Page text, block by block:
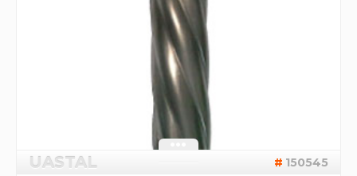
UASTAL 150545